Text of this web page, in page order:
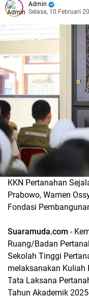
Admin
Selasa, 10 Februari
KKN Pertanahan
Prabowo, Wamen
Fondasi
Suaramuda.com -
Ruang/Badan
Sekolah Tinggi
melaksanakan Kuliah
Tata Laksana
Tahun Akademik